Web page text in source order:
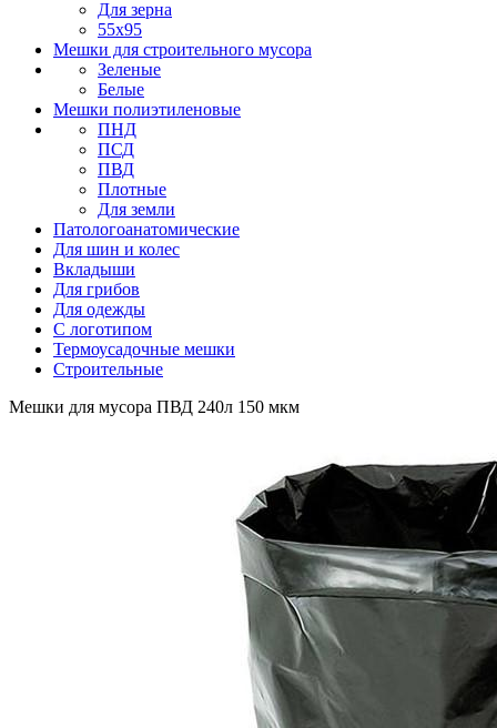
Для зерна
55х95
Мешки для строительного мусора
Зеленые
Белые
Мешки полиэтиленовые
ПНД
ПСД
ПВД
Плотные
Для земли
Патологоанатомические
Для шин и колес
Вкладыши
Для грибов
Для одежды
С логотипом
Термоусадочные мешки
Строительные
Мешки для мусора ПВД 240л 150 мкм